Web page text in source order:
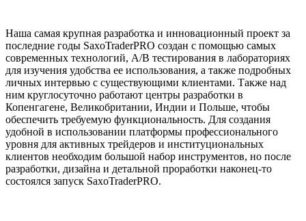
Наша самая крупная разработка и инновационный проект за
последние годы SaxoTraderPRO создан с помощью самых
современных технологий, A/B тестирования в лабораториях
для изучения удобства ее использования, а также подробных
личных интервью с существующими клиентами. Также над
ним круглосуточно работают центры разработки в
Копенгагене, Великобритании, Индии и Польше, чтобы
обеспечить требуемую функциональность. Для создания
удобной в использовании платформы профессионального
уровня для активных трейдеров и институциональных
клиентов необходим большой набор инструментов, но после
разработки, дизайна и детальной проработки наконец-то
состоялся запуск SaxoTraderPRO.